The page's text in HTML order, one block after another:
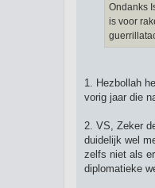
Ondanks
is voor
1. Hezbollah
vorig jaar die
2. VS, Zeker
duidelijk wel
zelfs niet als
diplomatieke